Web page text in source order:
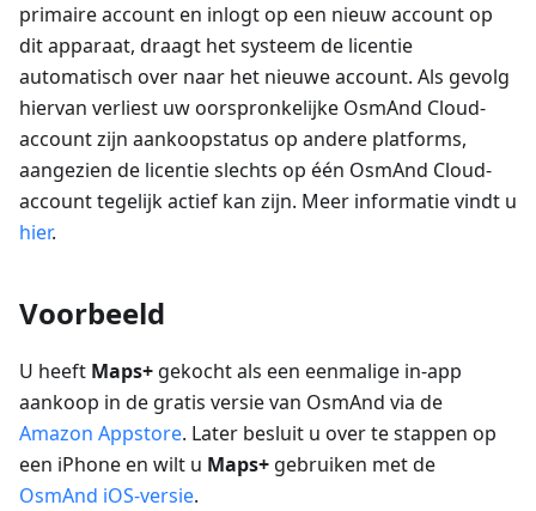
primaire account en inlogt op een nieuw account op
dit apparaat, draagt het systeem de licentie
automatisch over naar het nieuwe account. Als gevolg
hiervan verliest uw oorspronkelijke OsmAnd Cloud-
account zijn aankoopstatus op andere platforms,
aangezien de licentie slechts op één OsmAnd Cloud-
account tegelijk actief kan zijn. Meer informatie vindt u
hier.
Voorbeeld
U heeft Maps+ gekocht als een eenmalige in-app
aankoop in de gratis versie van OsmAnd via de
Amazon Appstore. Later besluit u over te stappen op
een iPhone en wilt u Maps+ gebruiken met de
OsmAnd iOS-versie.